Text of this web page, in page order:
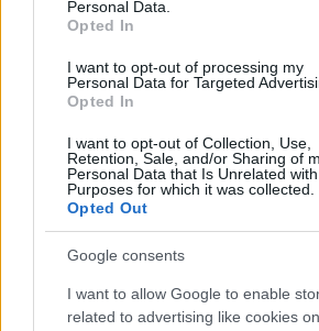
Personal Data.
Opted In
I want to opt-out of processing my
Personal Data for Targeted
Opted In
I want to opt-out of Collection, Use,
Retention, Sale, and/or Sharing of
Personal Data that Is Unrelated
Purposes for which it was collected.
Opted Out
Google consents
I want to allow Google to enable
related to advertising like cookies
Όσοι τις αντικατέστησαν, θα
στο ψηφιακό τους πορτοφόλι.
μια μεταρρύθμιση που θα κάνει
εύκολη.
Περνώ τώρα στις πολύ
τομέα της ενεργειακής μας
επιτυχώς τη λειτουργία της η
διασύνδεση της Κρήτης με το